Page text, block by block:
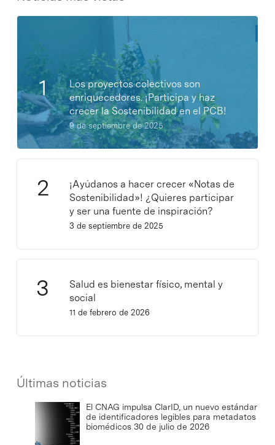
Los proyectos colectivos son
enriquecedores. ¡Participa y haz
crecer la Sostenibilidad en el PCB!
9 de septiembre de 2025
¡Ayúdanos a hacer crecer «Notas de
Sostenibilidad»! ¿Quieres participar
y ser una fuente de inspiración?
3 de septiembre de 2025
Salud es bienestar físico, mental y
social
11 de febrero de 2026
Últimas noticias
El CNAG impulsa ClarID, un nuevo estándar
de identificadores legibles para metadatos
biomédicos 30 de julio de 2026